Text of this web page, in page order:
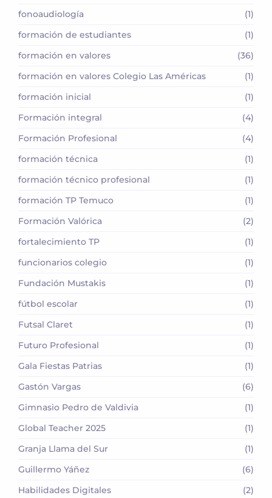
fonoaudiología
(1)
formación de estudiantes
(1)
formación en valores
(36)
formación en valores Colegio Las Américas
(1)
formación inicial
(1)
Formación integral
(4)
Formación Profesional
(4)
formación técnica
(1)
formación técnico profesional
(1)
formación TP Temuco
(1)
Formación Valórica
(2)
fortalecimiento TP
(1)
funcionarios colegio
(1)
Fundación Mustakis
(1)
fútbol escolar
(1)
Futsal Claret
(1)
Futuro Profesional
(1)
Gala Fiestas Patrias
(1)
Gastón Vargas
(6)
Gimnasio Pedro de Valdivia
(1)
Global Teacher 2025
(1)
Granja Llama del Sur
(1)
Guillermo Yáñez
(6)
Habilidades Digitales
(2)